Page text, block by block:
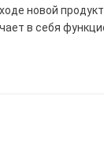
новой
в себя